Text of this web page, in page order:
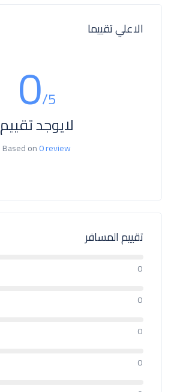
الاعلي تقييما
0/5
لايوجد تقييم
Based on0 review
تقييم المسافر
0
0
0
0